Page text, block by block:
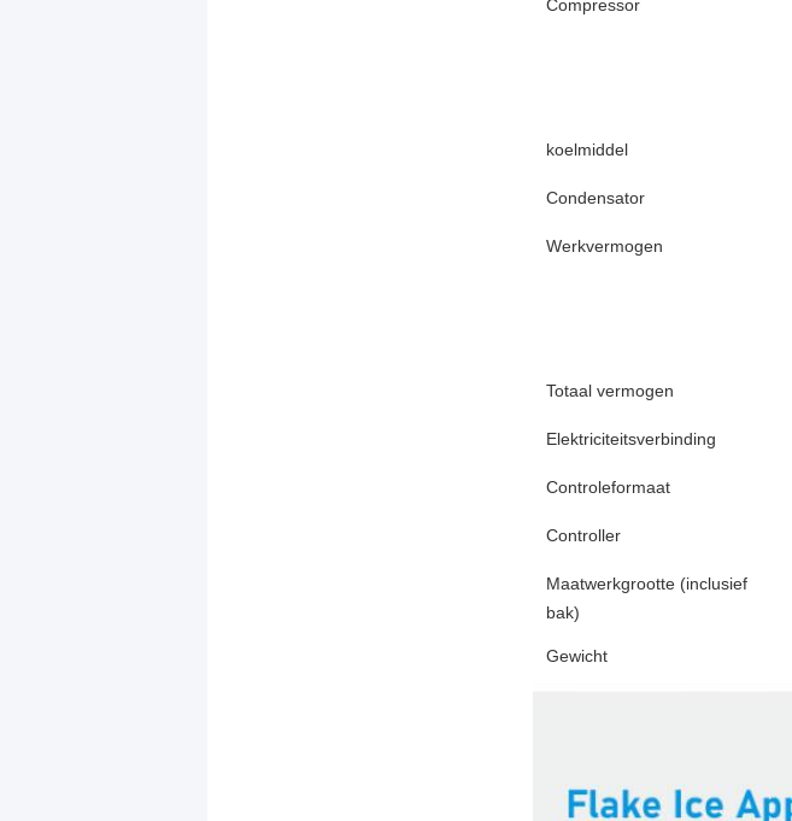
Compressor
koelmiddel
Condensator
Werkvermogen
Totaal vermogen
Elektriciteitsverbinding
Controleformaat
Controller
Maatwerkgrootte (inclusief
bak)
Gewicht